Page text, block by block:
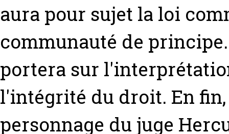
aura pour sujet la loi
communauté de
portera sur
l'intégrité du droit. En
personnage du juge